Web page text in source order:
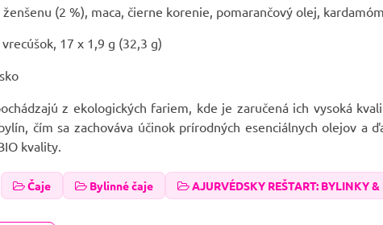
(2 %), maca, čierne korenie, pomarančový olej,
17 x 1,9 g (32,3 g)
z ekologických fariem, kde je zaručená ich vysoká
čím sa zachováva účinok prírodných esenciálnych olejov a
kvality.
Čaje Bylinné čaje AJURVÉDSKY REŠTART: BYLINKY